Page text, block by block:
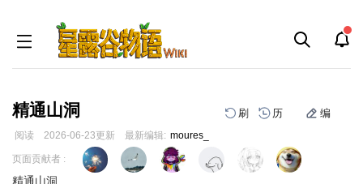
精通山洞 刷 历 编
阅读 2026-06-23更新 最新编辑: moures_
跳
跳
页面贡献者 :
精通山洞